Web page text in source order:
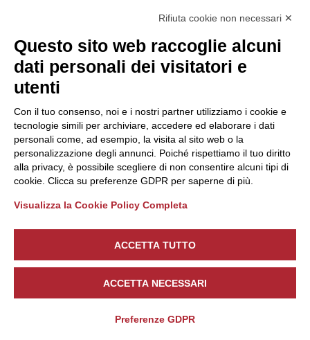
NU-BURLESQUE. LA VITA
SEMBRA PIÙ FACILE, SE LA
AFFRONTI CON IRONIA.
Perché queste live? Perché sono
tantissimi gli aspetti che
influiscono sul risultato di una
fotografia, soprattutto quella che
potrebbe essere la tua preferita.
Spesso ...
Erika e Gabriele ci hanno scelto
Rifiuta cookie non necessari ✕
Questo sito web raccoglie alcuni
dati personali dei visitatori e
utenti
Con il tuo consenso, noi e i nostri partner utilizziamo i cookie e
tecnologie simili per archiviare, accedere ed elaborare i dati
personali come, ad esempio, la visita al sito web o la
personalizzazione degli annunci. Poiché rispettiamo il tuo diritto
alla privacy, è possibile scegliere di non consentire alcuni tipi di
cookie. Clicca su preferenze GDPR per saperne di più.
Visualizza la Cookie Policy Completa
ACCETTA TUTTO
ACCETTA NECESSARI
Preferenze GDPR